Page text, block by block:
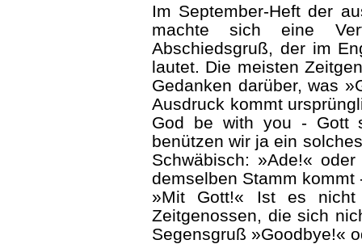
Im September-Heft der
machte sich eine
Abschiedsgruß, der im
lautet. Die meisten
Gedanken darüber, was
Ausdruck kommt
God be with you - Gott
benützen wir ja ein
Schwäbisch: »Ade!«
demselben Stamm
»Mit Gott!« Ist es nicht
Zeitgenossen, die sich
Segensgruß »Goodbye!«